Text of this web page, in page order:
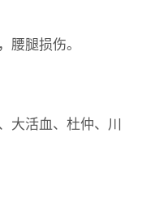
腰腿损伤。
大活血、杜仲、川